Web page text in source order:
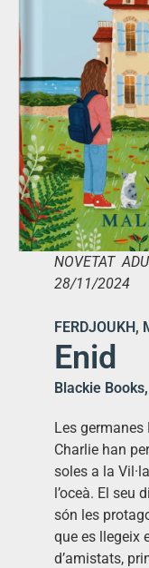
NOVETAT
28/11/2024
FERDJOUKH,
Enid
Blackie
Les germanes
Charlie han
soles a la
l’oceà. El seu
són les
que es llegeix
d’amistats,